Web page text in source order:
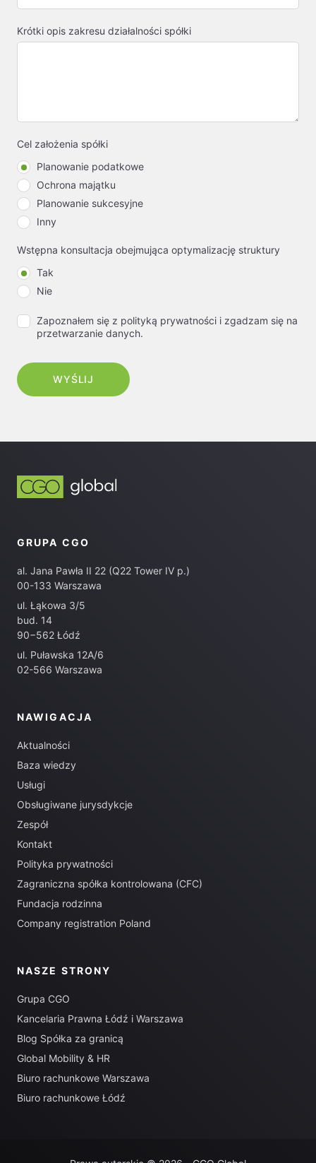
Krótki opis zakresu działalności spółki
Cel założenia spółki
Planowanie podatkowe
Ochrona majątku
Planowanie sukcesyjne
Inny
Wstępna konsultacja obejmująca optymalizację struktury
Tak
Nie
Zapoznałem się z polityką prywatności i zgadzam się na
przetwarzanie danych.
GRUPA CGO
al. Jana Pawła II 22 (Q22 Tower IV p.)
00-133 Warszawa
ul. Łąkowa 3/5
bud. 14
90−562 Łódź
ul. Puławska 12A/6
02-566 Warszawa
NAWIGACJA
Aktualności
Baza wiedzy
Usługi
Obsługiwane jurysdykcje
Zespół
Kontakt
Polityka prywatności
Zagraniczna spółka kontrolowana (CFC)
Fundacja rodzinna
Company registration Poland
NASZE STRONY
Grupa CGO
Kancelaria Prawna Łódź i Warszawa
Blog Spółka za granicą
Global Mobility & HR
Biuro rachunkowe Warszawa
Biuro rachunkowe Łódź